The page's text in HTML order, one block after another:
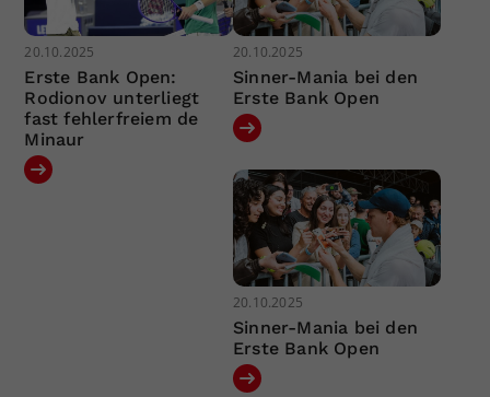
20.10.2025
Erste Bank Open:
Rodionov unterliegt
fast fehlerfreiem de
Minaur
20.10.2025
Sinner-Mania bei den
Erste Bank Open
20.10.2025
Sinner-Mania bei den
Erste Bank Open